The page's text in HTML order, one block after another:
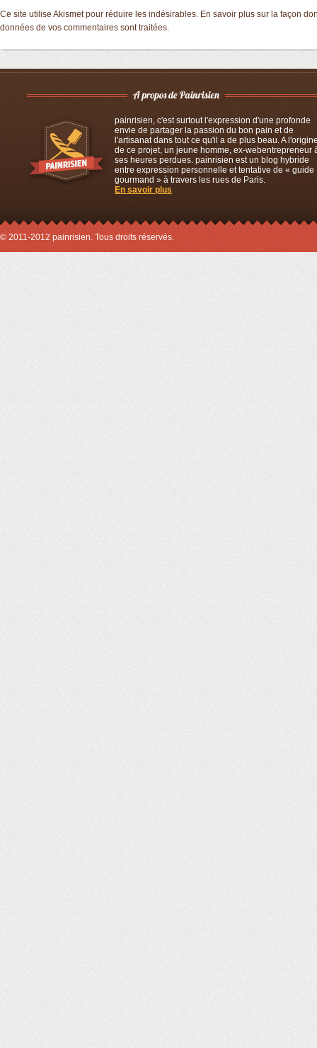
Ce site utilise Akismet pour réduire les indésirables. En savoir plus sur la façon
données de vos commentaires sont traitées.
painrisien, c'est surtout l'expression d'une profonde
envie de partager la passion du bon pain et de
l'artisanat dans tout ce qu'il a de plus beau. A
de ce projet, un jeune homme, ex-webentrepreneur
ses heures perdues. painrisien est un blog hybride
entre expression personnelle et tentative de « guide
gourmand » à travers les rues de Paris.
En savoir plus
© 2011-2012 painrisien. Tous droits réservés.